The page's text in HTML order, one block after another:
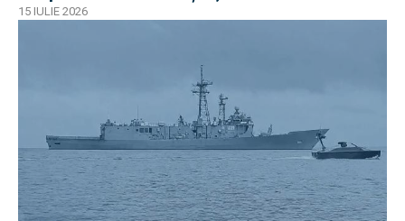
ruginit la cheu
15 IULIE 2026